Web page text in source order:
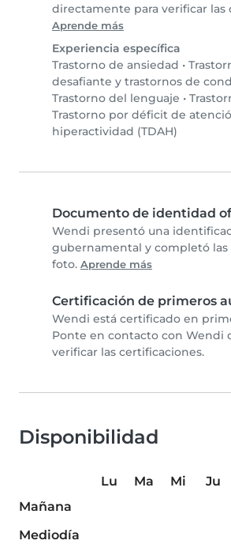
directamente para verificar las
Aprende más
Experiencia específica
Trastorno de ansiedad •
desafiante y trastornos de
Trastorno del lenguaje •
Trastorno por déficit de
hiperactividad (TDAH)
Documento de identidad
Wendi presentó una
gubernamental y completó las
foto. Aprende más
Certificación de primeros
Wendi está certificado en
Ponte en contacto con Wendi
verificar las certificaciones.
Disponibilidad
Lu Ma Mi Ju
Mañana
Mediodía